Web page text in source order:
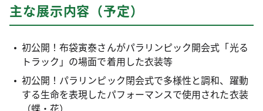
主な展示内容（予定）
初公開！布袋寅泰さんがパラリンピック開会式「光る
トラック」の場面で着用した衣装等
初公開！パラリンピック閉会式で多様性と調和、躍動
する生命を表現したパフォーマンスで使用された衣装
（蝶・花）